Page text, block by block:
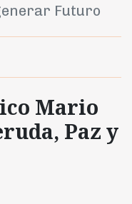
Futuro
Mario
Paz y